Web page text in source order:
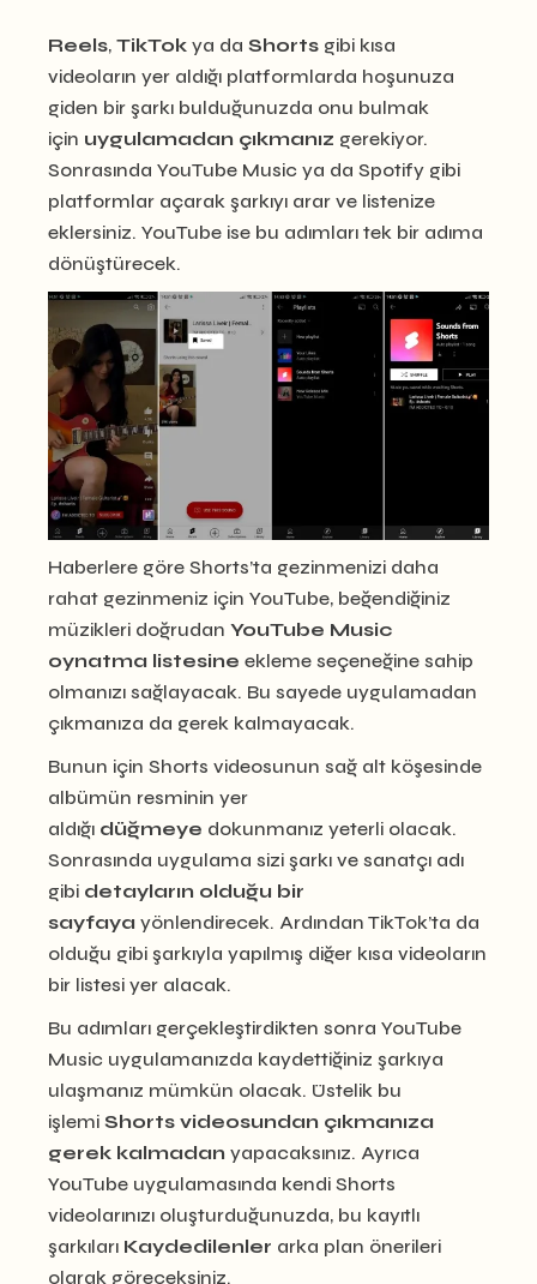
Reels,TikTok ya daShorts gibi kısa
videoların yer aldığı platformlarda hoşunuza
giden bir şarkı bulduğunuzda onu bulmak
için uygulamadan çıkmanız gerekiyor.
Sonrasında YouTube Music ya da Spotify gibi
platformlar açarak şarkıyı arar ve listenize
eklersiniz. YouTube ise bu adımları tek bir adıma
dönüştürecek.
Haberlere göre Shorts’ta gezinmenizi daha
rahat gezinmeniz için YouTube, beğendiğiniz
müzikleri doğrudanYouTube Music
oynatma listesine ekleme seçeneğine sahip
olmanızı sağlayacak. Bu sayede uygulamadan
çıkmanıza da gerek kalmayacak.
Bunun için Shorts videosunun sağ alt köşesinde
albümün resminin yer
aldığı düğmeye dokunmanız yeterli olacak.
Sonrasında uygulama sizi şarkı ve sanatçı adı
gibi detayların olduğu bir
sayfaya yönlendirecek. Ardından TikTok’ta da
olduğu gibi şarkıyla yapılmış diğer kısa videoların
bir listesi yer alacak.
Bu adımları gerçekleştirdikten sonra YouTube
Music uygulamanızda kaydettiğiniz şarkıya
ulaşmanız mümkün olacak. Üstelik bu
işlemiShorts videosundan çıkmanıza
gerek kalmadanyapacaksınız. Ayrıca
YouTube uygulamasında kendi Shorts
videolarınızı oluşturduğunuzda, bu kayıtlı
şarkıları Kaydedilenler arka plan önerileri
olarak göreceksiniz.